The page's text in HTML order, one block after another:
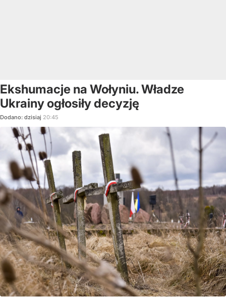
Ekshumacje na Wołyniu. Władze
Ukrainy ogłosiły decyzję
Dodano: dzisiaj 20:45